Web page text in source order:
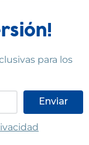
para los
Enviar